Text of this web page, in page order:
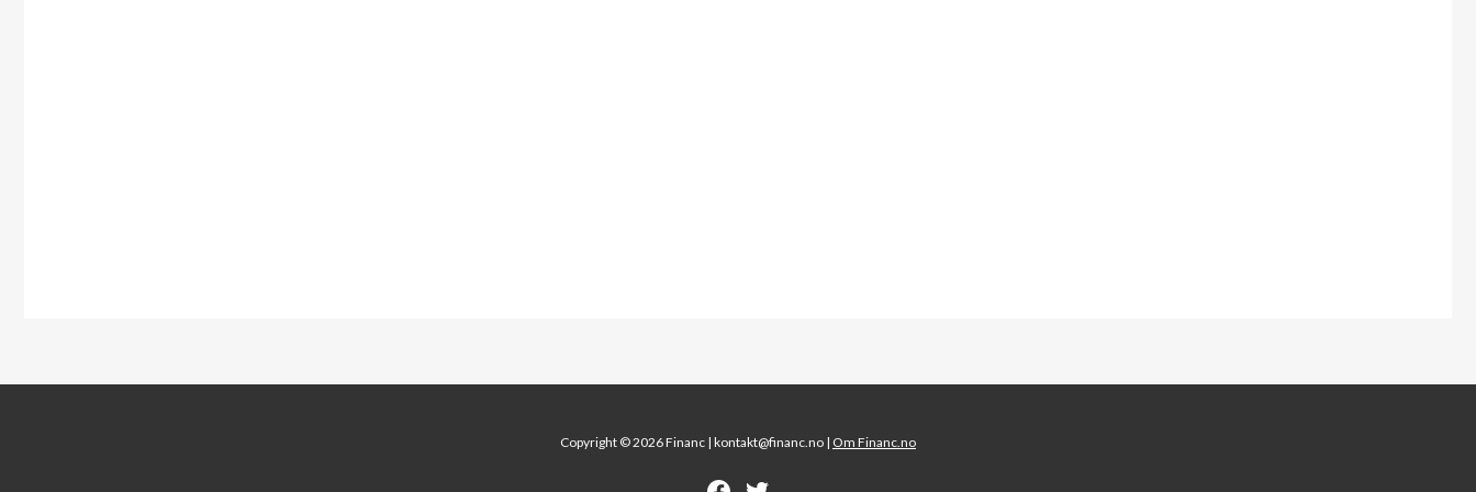
Copyright © 2026 Financ | kontakt@financ.no | Om Financ.no